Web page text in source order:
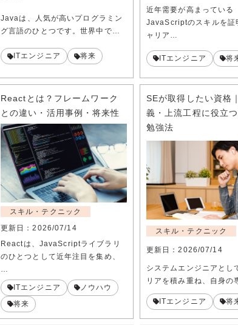
Javaは、人気が高いプログラミン
グ言語のひとつです。世界中で…
ITエンジニア 将来
近年需要が高まっている
JavaScriptのスキルを証
ャリア…
ITエンジニア 将
Reactとは？フレームワーク
との違い・活用事例・将来性
スキル・テクニック
更新日：2026/07/14
Reactは、JavaScriptライブラリ
のひとつとして近年注目を集め、
…
ITエンジニア
ノウハウ
将来
SEが取得したい資格
義・上流工程に役立つ
勉強法
スキル・テクニック
更新日：2026/07/14
システムエンジニアとし
リアを積み重ね、自身の
ITエンジニア 将